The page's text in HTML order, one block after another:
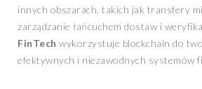
innych obszarach, takich jak transfery
zarządzanie łańcuchem dostaw i
FinTech wykorzystuje blockchain do
efektywnych i niezawodnych systemów